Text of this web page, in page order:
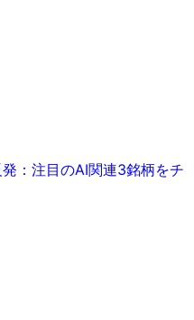
：注目のAI関連3銘柄をチ